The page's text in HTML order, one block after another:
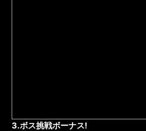
3.ボス挑戦ボーナス!